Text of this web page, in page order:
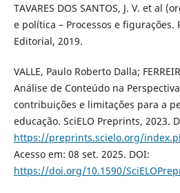
TAVARES DOS SANTOS, J. V. et al
e política – Processos e figurações.
Editorial, 2019.
VALLE, Paulo Roberto Dalla;
Análise de Conteúdo na
contribuições e limitações para a
educação. SciELO Preprints, 2023.
https://preprints.scielo.org/
Acesso em: 08 set. 2025. DOI:
https://doi.org/10.1590/